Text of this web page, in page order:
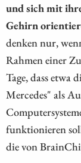
und sich mit
Gehirn
denken nur,
Rahmen einer
Tage, dass etwa
Mercedes" als
funktionieren
die von